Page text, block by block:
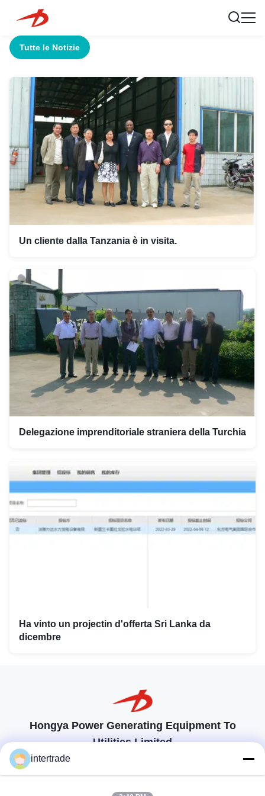
Tutte le Notizie
Un cliente dalla Tanzania è in visita.
Delegazione imprenditoriale straniera della Turchia
Ha vinto un projectin d'offerta Sri Lanka da
dicembre
Hongya Power Generating Equipment To
Utilities Limited
soluzioni su misura per soddisfare le esigenze dei clienti
intertrade